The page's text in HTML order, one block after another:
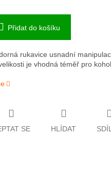
Přidat do košíku
rukavice usnadní
je vhodná téměř pro
SE HLÍDAT